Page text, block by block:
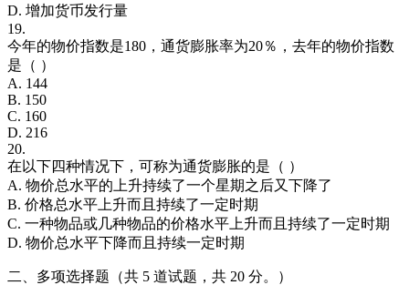
D. 增加货币发行量
19.
今年的物价指数是180，通货膨胀率为20％，去年的物价指数
是（ ）
A. 144
B. 150
C. 160
D. 216
20.
在以下四种情况下，可称为通货膨胀的是（ ）
A. 物价总水平的上升持续了一个星期之后又下降了
B. 价格总水平上升而且持续了一定时期
C. 一种物品或几种物品的价格水平上升而且持续了一定时期
D. 物价总水平下降而且持续一定时期
二、多项选择题（共 5 道试题，共 20 分。）